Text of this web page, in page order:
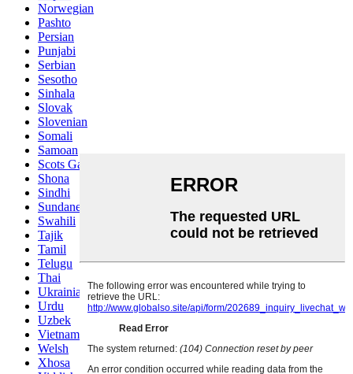
Norwegian
Pashto
Persian
Punjabi
Serbian
Sesotho
Sinhala
Slovak
Slovenian
Somali
Samoan
Scots Gaelic
Shona
Sindhi
Sundanese
Swahili
Tajik
Tamil
Telugu
Thai
Ukrainian
Urdu
Uzbek
Vietnamese
Welsh
Xhosa